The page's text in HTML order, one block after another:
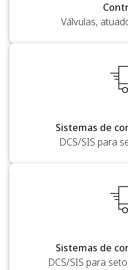
Válvulas,
Sistemas de
DCS/SIS para
Sistemas de
DCS/SIS para